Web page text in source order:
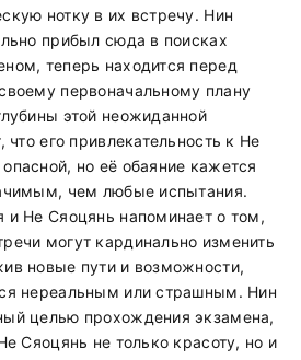
нотку в их встречу. Нин
прибыл сюда в поисках
теперь находится перед
первоначальному плану
этой неожиданной
что его привлекательность к Не
но её обаяние кажется
чем любые испытания.
и Не Сяоцянь напоминает о том,
могут кардинально изменить
новые пути и возможности,
нереальным или страшным. Нин
целью прохождения экзамена,
Сяоцянь не только красоту, но и